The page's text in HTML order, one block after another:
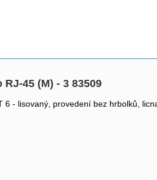
45 (M) - 3 83509
- lisovaný, provedení bez hrbolků,